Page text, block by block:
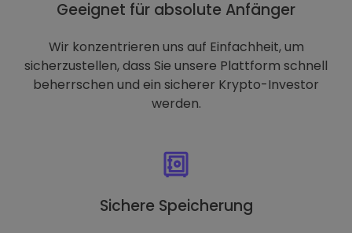
Geeignet für absolute Anfänger
Wir konzentrieren uns auf Einfachheit, um
sicherzustellen, dass Sie unsere Plattform schnell
beherrschen und ein sicherer Krypto-Investor
werden.
Sichere Speicherung